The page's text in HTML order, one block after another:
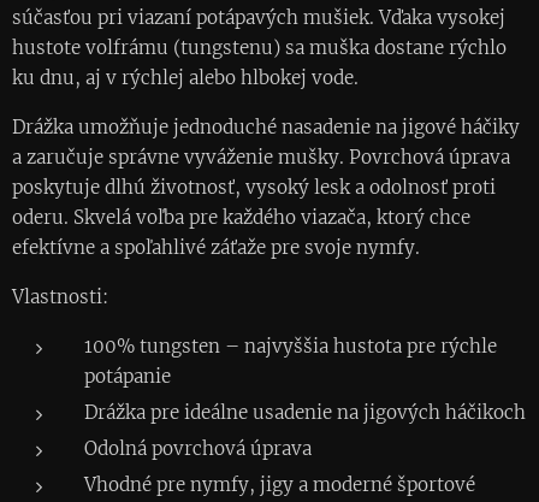
súčasťou pri viazaní potápavých mušiek. Vďaka vysokej
hustote volfrámu (tungstenu) sa muška dostane rýchlo
ku dnu, aj v rýchlej alebo hlbokej vode.
Drážka umožňuje jednoduché nasadenie na jigové háčiky
a zaručuje správne vyváženie mušky. Povrchová úprava
poskytuje dlhú životnosť, vysoký lesk a odolnosť proti
oderu. Skvelá voľba pre každého viazača, ktorý chce
efektívne a spoľahlivé záťaže pre svoje nymfy.
Vlastnosti:
100% tungsten – najvyššia hustota pre rýchle
potápanie
Drážka pre ideálne usadenie na jigových háčikoch
Odolná povrchová úprava
Vhodné pre nymfy, jigy a moderné športové